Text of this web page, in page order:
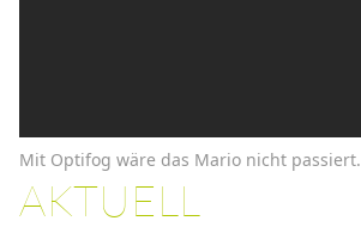
Mit Optifog wäre das Mario nicht passiert.
AKTUELL